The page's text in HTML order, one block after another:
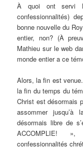
À quoi ont servi
confessionnalités)
bonne nouvelle du
entier, non? (À
Mathieu sur le web
monde entier a ce
Alors, la fin est
la fin du temps du
Christ est désormais
assommer jusqu’à
désormais libre de
ACCOMPLIE!
confessionnalités